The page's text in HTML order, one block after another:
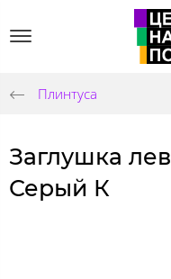
Плинтуса
Заглушка
Серый К